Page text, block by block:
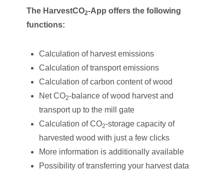
The HarvestCO2-App offers the following
functions:
Calculation of harvest emissions
Calculation of transport emissions
Calculation of carbon content of wood
Net CO2-balance of wood harvest and
transport up to the mill gate
Calculation of CO2-storage capacity of
harvested wood with just a few clicks
More information is additionally available
Possibility of transferring your harvest data